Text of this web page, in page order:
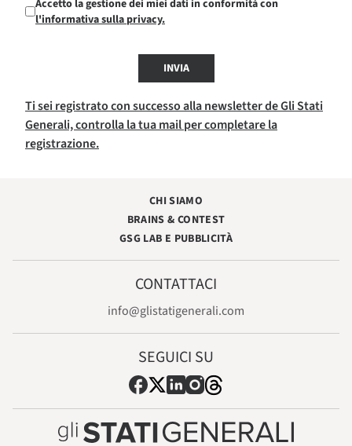
Accetto la gestione dei miei dati in conformità con
l'informativa sulla privacy.
INVIA
Ti sei registrato con successo alla newsletter de Gli Stati
Generali, controlla la tua mail per completare la
registrazione.
CHI SIAMO
BRAINS & CONTEST
GSG LAB E PUBBLICITÀ
CONTATTACI
info@glistatigenerali.com
SEGUICI SU